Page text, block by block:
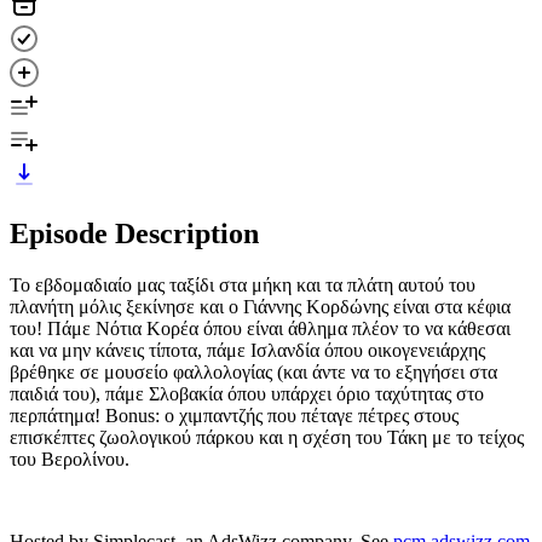
Episode Description
Το εβδομαδιαίο μας ταξίδι στα μήκη και τα πλάτη αυτού του
πλανήτη μόλις ξεκίνησε και ο Γιάννης Κορδώνης είναι στα κέφια
του! Πάμε Νότια Κορέα όπου είναι άθλημα πλέον το να κάθεσαι
και να μην κάνεις τίποτα, πάμε Ισλανδία όπου οικογενειάρχης
βρέθηκε σε μουσείο φαλλολογίας (και άντε να το εξηγήσει στα
παιδιά του), πάμε Σλοβακία όπου υπάρχει όριο ταχύτητας στο
περπάτημα! Bonus: ο χιμπαντζής που πέταγε πέτρες στους
επισκέπτες ζωολογικού πάρκου και η σχέση του Τάκη με το τείχος
του Βερολίνου.